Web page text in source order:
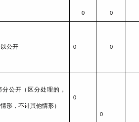
0 0
以公开 0 0
分公开（区分处理的，
形，不计其他情形）
0
0